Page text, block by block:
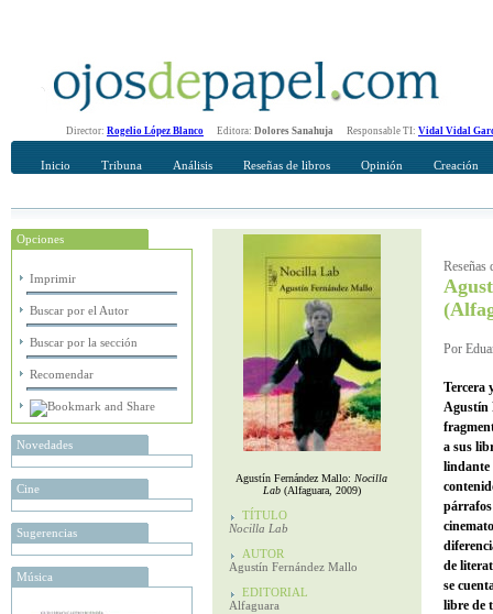
Director: Rogelio López Blanco Editora: Dolores Sanahuja Responsable TI: Vidal Vidal
Inicio Tribuna Análisis Reseñas de libros Opinión Creación
Opciones
Imprimir
Buscar por el Autor
Buscar por la sección
Recomendar
Novedades
Cine
Sugerencias
Música
Recomendar
Su nombre Completo
Agustín Fernández Mallo: Nocilla
Lab(Alfaguara, 2009)
TÍTULO
Nocilla Lab
AUTOR
Agustín Fernández Mallo
EDITORIAL
Alfaguara
Reseñas
Por
Tercera
Agustín
a sus
lindante
párrafos
de
se
libre de